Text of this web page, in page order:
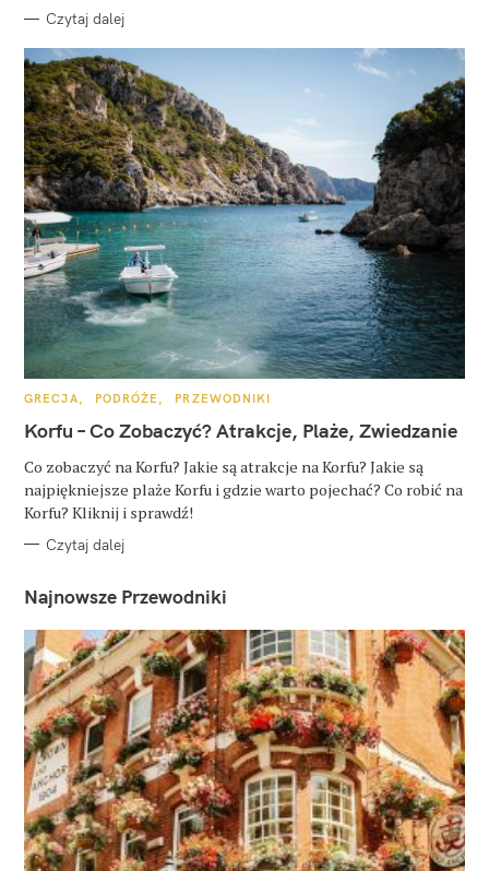
Czytaj dalej
K
T
E
O
R
I
GRECJA PODRÓŻE PRZEWODNIKI
Korfu – Co Zobaczyć? Atrakcje, Plaże, Zwiedzanie
Co zobaczyć na Korfu? Jakie są atrakcje na Korfu? Jakie są
najpiękniejsze plaże Korfu i gdzie warto pojechać? Co robić na
Korfu? Kliknij i sprawdź!
Czytaj dalej
Najnowsze Przewodniki